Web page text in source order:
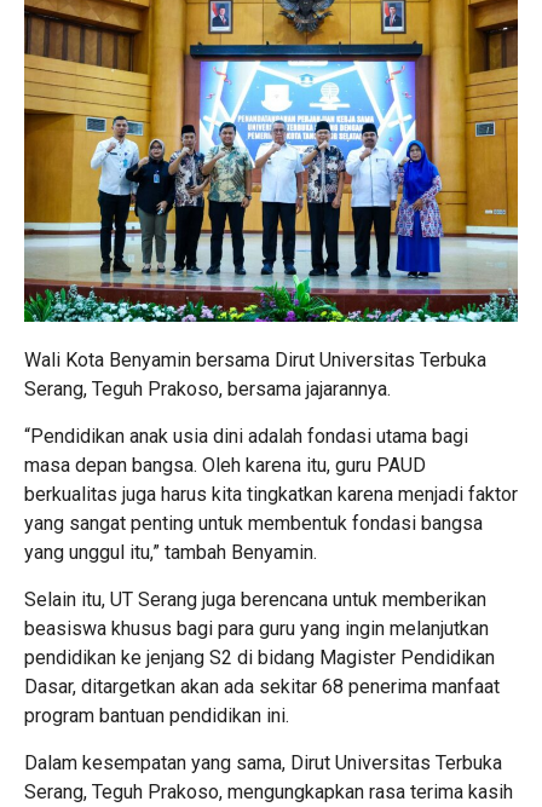
Wali Kota Benyamin bersama Dirut Universitas Terbuka
Serang, Teguh Prakoso, bersama jajarannya.
“Pendidikan anak usia dini adalah fondasi utama bagi
masa depan bangsa. Oleh karena itu, guru PAUD
berkualitas juga harus kita tingkatkan karena menjadi faktor
yang sangat penting untuk membentuk fondasi bangsa
yang unggul itu,” tambah Benyamin.
Selain itu, UT Serang juga berencana untuk memberikan
beasiswa khusus bagi para guru yang ingin melanjutkan
pendidikan ke jenjang S2 di bidang Magister Pendidikan
Dasar, ditargetkan akan ada sekitar 68 penerima manfaat
program bantuan pendidikan ini.
Dalam kesempatan yang sama, Dirut Universitas Terbuka
Serang, Teguh Prakoso, mengungkapkan rasa terima kasih